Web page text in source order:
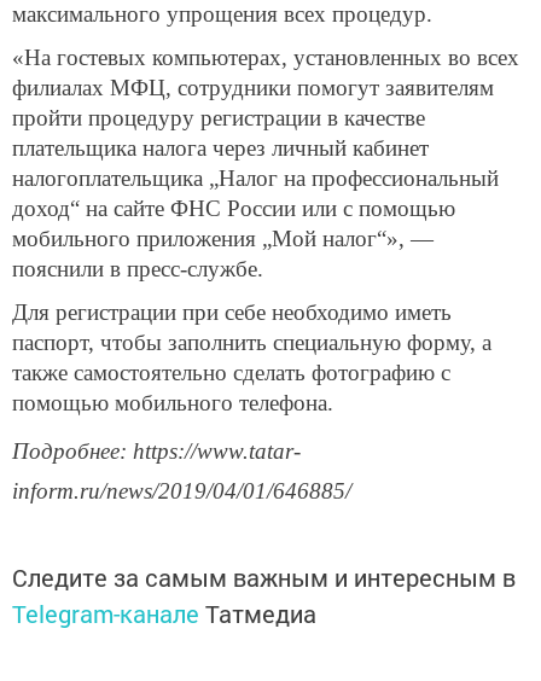
максимального упрощения всех процедур.
«На гостевых компьютерах, установленных во всех
филиалах МФЦ, сотрудники помогут заявителям
пройти процедуру регистрации в качестве
плательщика налога через личный кабинет
налогоплательщика „Налог на профессиональный
доход“ на сайте ФНС России или с помощью
мобильного приложения „Мой налог“», —
пояснили в пресс-службе.
Для регистрации при себе необходимо иметь
паспорт, чтобы заполнить специальную форму, а
также самостоятельно сделать фотографию с
помощью мобильного телефона.
Подробнее: https://www.tatar-
inform.ru/news/2019/04/01/646885/
Следите за самым важным и интересным в
Telegram-канале Татмедиа